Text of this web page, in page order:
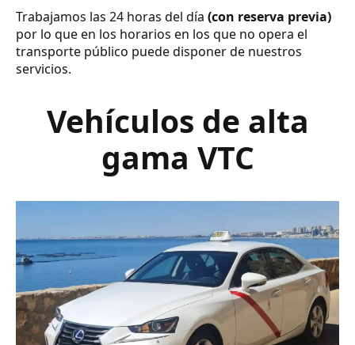
Trabajamos las 24 horas del día (con reserva previa)
por lo que en los horarios en los que no opera el
transporte público puede disponer de nuestros
servicios.
Vehículos de alta
gama VTC